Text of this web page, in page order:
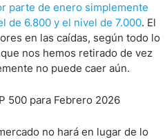
parte de enero simplemente
de 6.800 y el nivel de 7.000. El
en las caídas, según todo lo
nos hemos retirado de vez
no puede caer aún.
no hará en lugar de lo